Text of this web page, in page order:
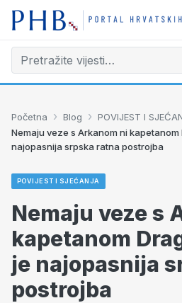
Početna › Blog › POVIJEST I
Nemaju veze s Arkanom ni kapetanom
najopasnija srpska ratna postrojba
POVIJEST I SJEĆANJA
Nemaju veze s
kapetanom
je najopasnija
postrojba